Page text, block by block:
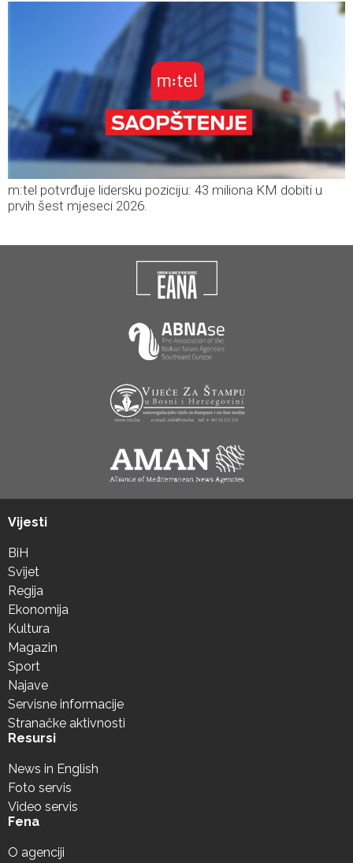
m:tel potvrđuje lidersku poziciju: 43 miliona KM dobiti u
prvih šest mjeseci 2026.
Vijesti
BiH
Svijet
Regija
Ekonomija
Kultura
Magazin
Sport
Najave
Servisne informacije
Stranačke aktivnosti
Resursi
News in English
Foto servis
Video servis
Fena
O agenciji